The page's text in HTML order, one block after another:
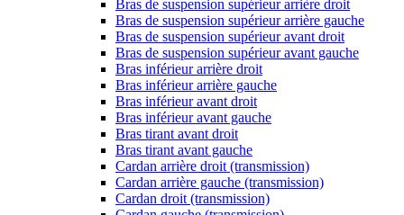
Bras de suspension supérieur arrière droit
Bras de suspension supérieur arrière gauche
Bras de suspension supérieur avant droit
Bras de suspension supérieur avant gauche
Bras inférieur arrière droit
Bras inférieur arrière gauche
Bras inférieur avant droit
Bras inférieur avant gauche
Bras tirant avant droit
Bras tirant avant gauche
Cardan arrière droit (transmission)
Cardan arrière gauche (transmission)
Cardan droit (transmission)